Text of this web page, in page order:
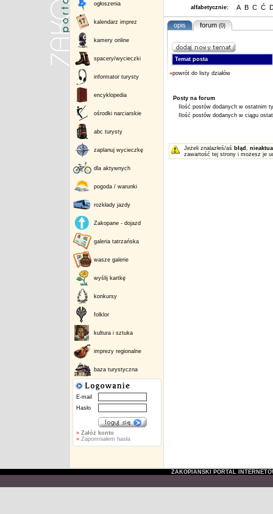
ogłoszenia
kalendarz imprez
kamery online
spacery/wycieczki
informator turysty
encyklopedia
ośrodki narciarskie
abc turysty
zaplanuj wycieczkę
dla aktywnych
pogoda / warunki
rozkłady jazdy
Zakopane - dojazd
galeria tatrzańska
wasze galerie
wyślij kartkę
konkursy
folklor
kultura i sztuka
imprezy regionalne
baza turystyczna
E-mail
Hasło
» Załóż konto
»Zapomniałem hasła
alfabetycznie: A B C Ć
opis forum (0)
Temat posta
«powrót do listy działów
Posty na forum
Ilość postów dodanych w ostatnim
Ilość postów dodanych w ciągu
Jeżeli znalazłeś/aś błąd ,
zawartość tej strony i możesz je
ZAKOPIAŃSKI PORTAL